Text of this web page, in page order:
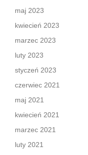
maj 2023
kwiecień 2023
marzec 2023
luty 2023
styczeń 2023
czerwiec 2021
maj 2021
kwiecień 2021
marzec 2021
luty 2021